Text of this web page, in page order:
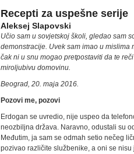
Recepti za uspešne serije
Aleksej Slapovski
Učio sam u sovjetskoj školi, gledao sam
demonstracije. Uvek sam imao u
čak ni u snu mogao pretpostaviti da te
miroljubivu domovinu.
Beograd, 20. maja 2016.
Pozovi me, pozovi
Erdogan se uvredio, nije uspeo da
neozbiljna država. Naravno, odustali su
Međutim, ja sam se odmah setio nečeg
pozivao različite službenike, a oni se